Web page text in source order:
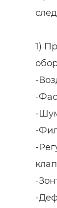
1)
-
-
-
-
-
-
-